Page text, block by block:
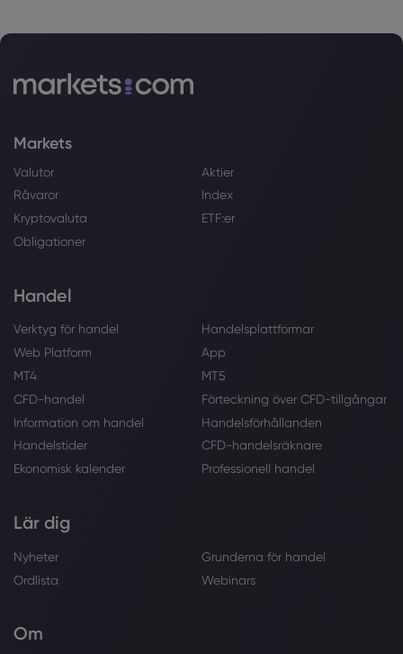
Markets
Valutor
Aktier
Råvaror
Index
Kryptovaluta
ETF:er
Obligationer
Handel
Verktyg för handel
Handelsplattformar
Web Platform
App
MT4
MT5
CFD-handel
Förteckning över CFD-tillgångar
Information om handel
Handelsförhållanden
Handelstider
CFD-handelsräknare
Ekonomisk kalender
Professionell handel
Lär dig
Nyheter
Grunderna för handel
Ordlista
Webinars
Om